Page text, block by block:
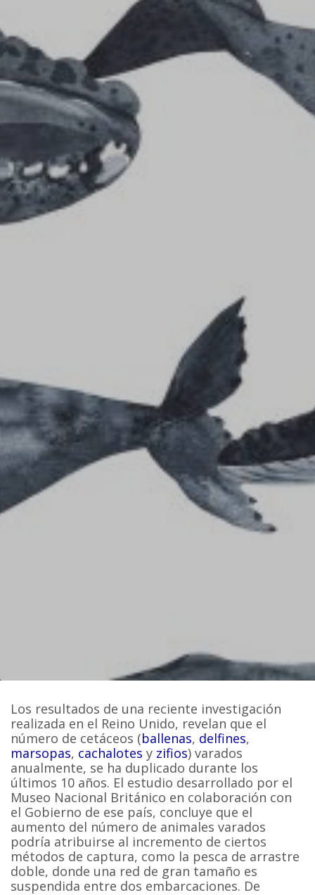
Los resultados de una reciente investigación
realizada en el Reino Unido, revelan que el
número de cetáceos (ballenas, delfines,
marsopas, cachalotes y zifios) varados
anualmente, se ha duplicado durante los
últimos 10 años. El estudio desarrollado por el
Museo Nacional Británico en colaboración con
el Gobierno de ese país, concluye que el
aumento del número de animales varados
podría atribuirse al incremento de ciertos
métodos de captura, como la pesca de arrastre
doble, donde una red de gran tamaño es
suspendida entre dos embarcaciones. De